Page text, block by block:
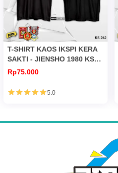
T-SHIRT KAOS IKSPI KERA
SAKTI - JIENSHO 1980 KS
242
Rp75.000
5.0